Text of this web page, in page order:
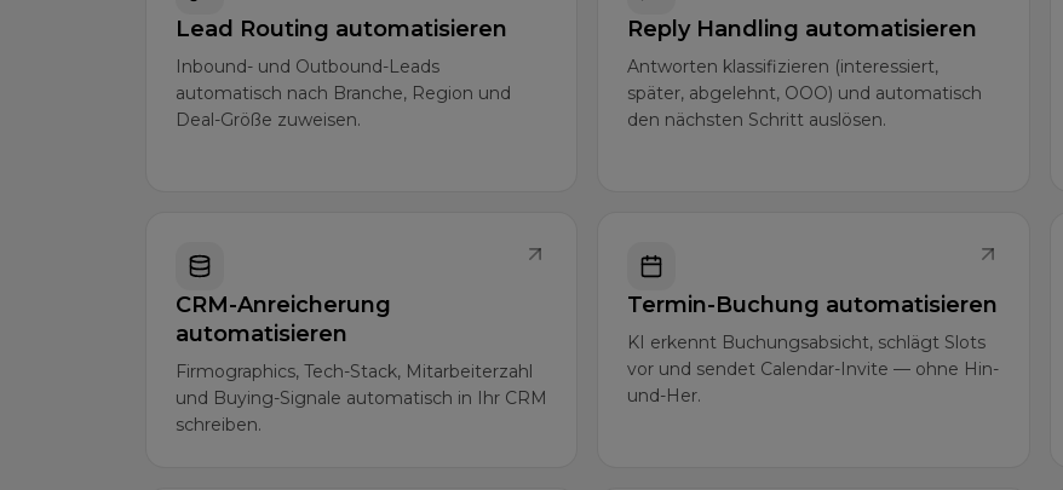
Lead Routing automatisieren
Inbound- und Outbound-Leads
automatisch nach Branche, Region und
Deal-Größe zuweisen.
Reply Handling automatisieren
Antworten klassifizieren (interessiert,
später, abgelehnt, OOO) und automatisch
den nächsten Schritt auslösen.
CRM-Anreicherung
automatisieren
Firmographics, Tech-Stack, Mitarbeiterzahl
und Buying-Signale automatisch in Ihr CRM
schreiben.
Termin-Buchung automatisieren
KI erkennt Buchungsabsicht, schlägt Slots
vor und sendet Calendar-Invite — ohne Hin-
und-Her.